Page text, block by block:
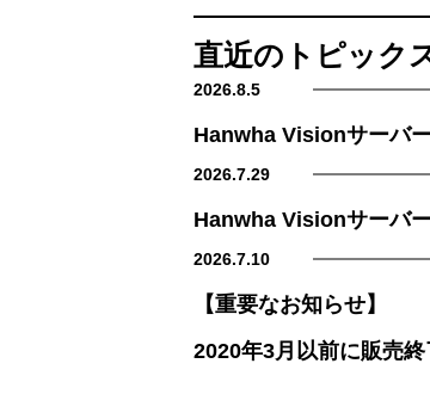
直近のトピック
2026.8.5
Hanwha Visionサーバ
2026.7.29
Hanwha Visionサーバ
2026.7.10
【重要なお知らせ】
2020年3月以前に販売